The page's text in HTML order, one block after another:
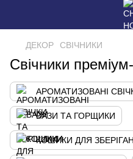
ДЕКОР СВІЧНИКИ
Свічники
АРОМАТИЗОВАНІ
ВАЗИ ТА ГОРЩИКИ
КОШИКИ ДЛЯ